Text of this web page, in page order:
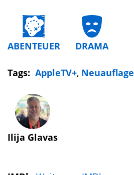
ABENTEUER DRAMA
Tags: AppleTV+, Neuauflage
Ilija Glavas